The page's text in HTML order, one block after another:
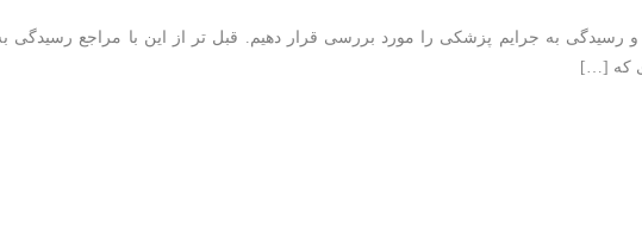
به جرایم پزشکی را مورد بررسی قرار دهیم. قبل تر از این با مراجع رسیدگی
که […]